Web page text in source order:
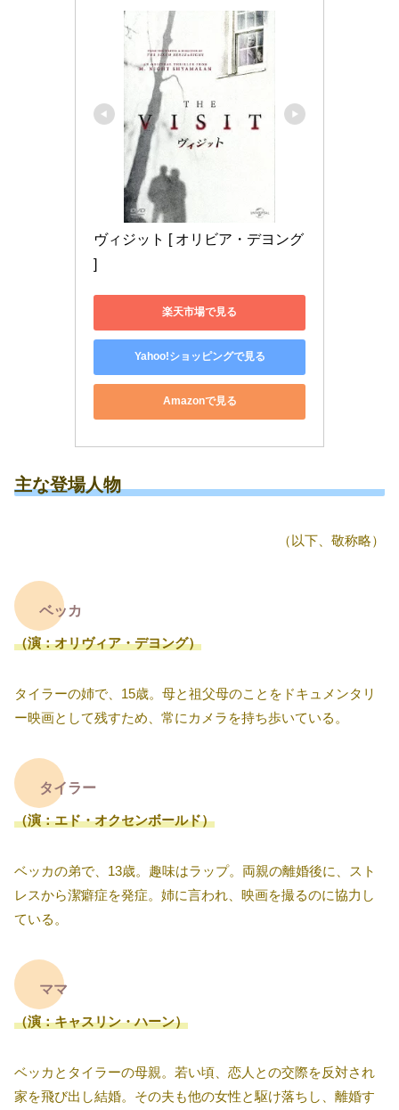
ヴィジット [ オリビア・デヨング
]
楽天市場で見る
Yahoo!ショッピングで見る
Amazonで見る
主な登場人物
（以下、敬称略）
ベッカ
（演：オリヴィア・デヨング）
タイラーの姉で、15歳。母と祖父母のことをドキュメンタリ
ー映画として残すため、常にカメラを持ち歩いている。
タイラー
（演：エド・オクセンボールド）
ベッカの弟で、13歳。趣味はラップ。両親の離婚後に、スト
レスから潔癖症を発症。姉に言われ、映画を撮るのに協力し
ている。
ママ
（演：キャスリン・ハーン）
ベッカとタイラーの母親。若い頃、恋人との交際を反対され
家を飛び出し結婚。その夫も他の女性と駆け落ちし、離婚す